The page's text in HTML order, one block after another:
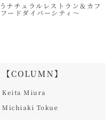
ナチュラルレストラン＆カフ
ードダイバーシティ～
【COLUMN】
Keita Miura
Michiaki Tokue